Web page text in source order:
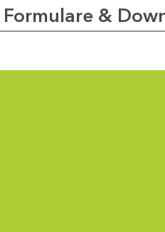
Formulare &